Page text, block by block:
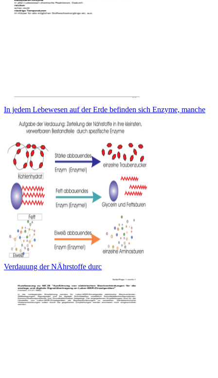
In jedem Lebewesen auf der Erde befinden sich Enzyme, manche
Verdauung der NÄhrstoffe durc